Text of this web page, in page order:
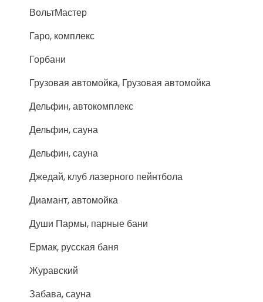
ВольтМастер
Гаро, комплекс
Горбани
Грузовая автомойка, Грузовая автомойка
Дельфин, автокомплекс
Дельфин, сауна
Дельфин, сауна
Джедай, клуб лазерного пейнтбола
Диамант, автомойка
Души Пармы, парные бани
Ермак, русская баня
Журавский
Забава, сауна